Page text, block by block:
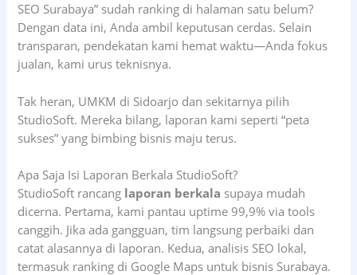
SEO Surabaya” sudah ranking di halaman satu belum?
Dengan data ini, Anda ambil keputusan cerdas. Selain
transparan, pendekatan kami hemat waktu—Anda fokus
jualan, kami urus teknisnya.
Tak heran, UMKM di Sidoarjo dan sekitarnya pilih
StudioSoft. Mereka bilang, laporan kami seperti “peta
sukses” yang bimbing bisnis maju terus.
Apa Saja Isi Laporan Berkala StudioSoft?
StudioSoft rancang laporan berkala supaya mudah
dicerna. Pertama, kami pantau uptime 99,9% via tools
canggih. Jika ada gangguan, tim langsung perbaiki dan
catat alasannya di laporan. Kedua, analisis SEO lokal,
termasuk ranking di Google Maps untuk bisnis Surabaya.